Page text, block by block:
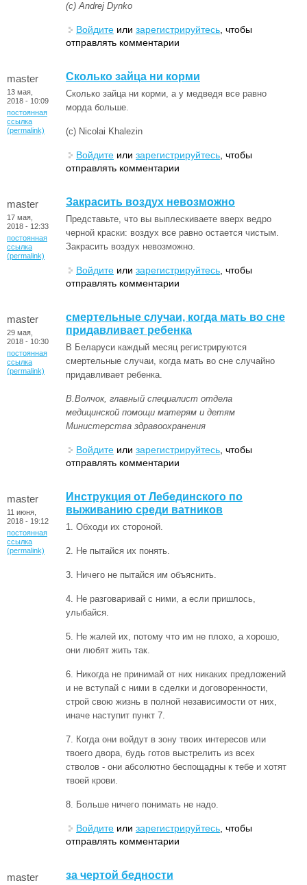
(с) Andrej Dynko
Войдите или зарегистрируйтесь , чтобы
отправлять комментарии
master
13 мая,
2018 - 10:09
постоянная
ссылка
(permalink)
Cколько зайца ни корми
Cколько зайца ни корми, а у медведя все равно
морда больше.
(с) Nicolai Khalezin
Войдите или зарегистрируйтесь , чтобы
отправлять комментарии
master
17 мая,
2018 - 12:33
постоянная
ссылка
(permalink)
Закрасить воздух невозможно
Представьте, что вы выплескиваете вверх ведро
черной краски: воздух все равно остается чистым.
Закрасить воздух невозможно.
Войдите или зарегистрируйтесь , чтобы
отправлять комментарии
master
29 мая,
2018 - 10:30
постоянная
ссылка
(permalink)
смертельные случаи, когда мать во сне
придавливает ребенка
В Беларуси каждый месяц регистрируются
смертельные случаи, когда мать во сне случайно
придавливает ребенка.
В.Волчок, главный специалист отдела
медицинской помощи матерям и детям
Министерства здравоохранения
Войдите или зарегистрируйтесь , чтобы
отправлять комментарии
master
11 июня,
2018 - 19:12
постоянная
ссылка
(permalink)
Инструкция от Лебединского по
выживанию среди ватников
1. Обходи их стороной.
2. Не пытайся их понять.
3. Ничего не пытайся им объяснить.
4. Не разговаривай с ними, а если пришлось,
улыбайся.
5. Не жалей их, потому что им не плохо, а хорошо,
они любят жить так.
6. Никогда не принимай от них никаких предложений
и не вступай с ними в сделки и договоренности,
строй свою жизнь в полной независимости от них,
иначе наступит пункт 7.
7. Когда они войдут в зону твоих интересов или
твоего двора, будь готов выстрелить из всех
стволов - они абсолютно беспощадны к тебе и хотят
твоей крови.
8. Больше ничего понимать не надо.
Войдите или зарегистрируйтесь , чтобы
отправлять комментарии
master за чертой бедности